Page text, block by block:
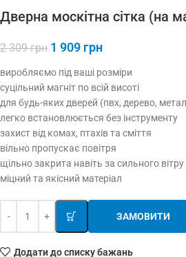
Дверна москітна сітка (на
2 309грн 1 909 грн
виробляємо під ваші розміри
суцільний магніт по всій висоті
для будь-яких дверей (пвх, дерево,
легко встановлюється без інструменту
захист від комах, птахів та сміття
вільно пропускає повітря
щільно закрита навіть за сильного вітру
міцний та якісний матеріал
ЗАМОВИТИ
Додати до списку бажань